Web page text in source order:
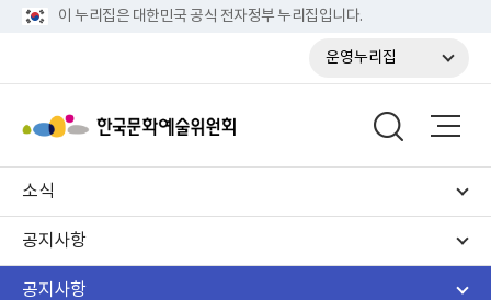
이 누리집은 대한민국 공식 전자정부 누리집입니다.
운영누리집
소식
공지사항
공지사항